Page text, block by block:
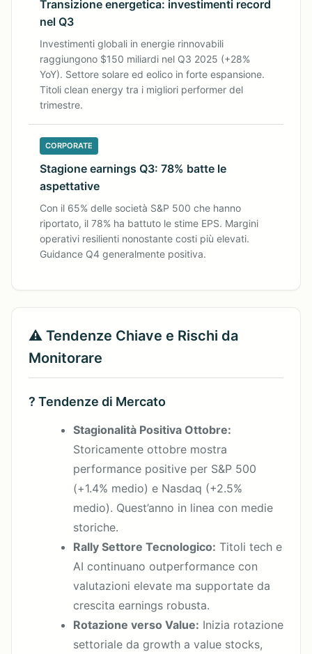
Transizione energetica: investimenti record
nel Q3
Investimenti globali in energie rinnovabili
raggiungono $150 miliardi nel Q3 2025 (+28%
YoY). Settore solare ed eolico in forte espansione.
Titoli clean energy tra i migliori performer del
trimestre.
CORPORATE
Stagione earnings Q3: 78% batte le
aspettative
Con il 65% delle società S&P 500 che hanno
riportato, il 78% ha battuto le stime EPS. Margini
operativi resilienti nonostante costi più elevati.
Guidance Q4 generalmente positiva.
⚠️ Tendenze Chiave e Rischi da
Monitorare
? Tendenze di Mercato
Stagionalità Positiva Ottobre:
Storicamente ottobre mostra
performance positive per S&P 500
(+1.4% medio) e Nasdaq (+2.5%
medio). Quest’anno in linea con medie
storiche.
Rally Settore Tecnologico: Titoli tech e
AI continuano outperformance con
valutazioni elevate ma supportate da
crescita earnings robusta.
Rotazione verso Value: Inizia rotazione
settoriale da growth a value stocks,